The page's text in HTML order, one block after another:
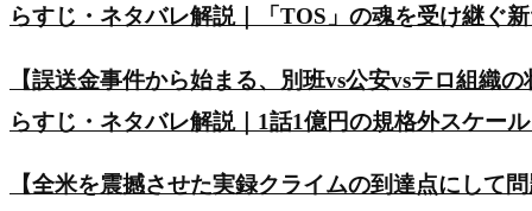
らすじ・ネタバレ解説｜「TOS」の魂を受け継ぐ
【誤送金事件から始まる、別班vs公安vsテロ組織
らすじ・ネタバレ解説｜1話1億円の規格外スケー
【全米を震撼させた実録クライムの到達点にして